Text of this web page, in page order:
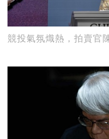
競投氣氛熾熱，拍賣官